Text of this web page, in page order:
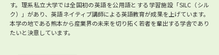
す。理系私立大学では全国初の英語を公用語とする学習施設「SILC（シル
ク）」があり、英語ネイティブ講師による英語教育が成果を上げています。
本学の地である熊本から産業界の未来を切り拓く若者を輩出する学舎であり
たいと決意しています。